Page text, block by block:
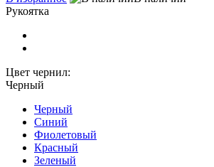
Рукоятка
Цвет чернил:
Черный
Черный
Синий
Фиолетовый
Красный
Зеленый